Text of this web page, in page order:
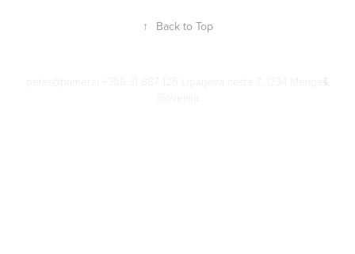
↑ Back to Top
peter@primer.si +386 31 887 125 Liparjeva cesta 7, 1234 Mengeš,